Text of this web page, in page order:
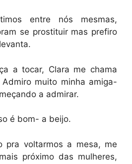
entre nós mesmas,
se prostituir mas prefiro
a tocar, Clara me chama
muito minha amiga-
a admirar.
é bom- a beijo.
pra voltarmos a mesa, me
próximo das mulheres,